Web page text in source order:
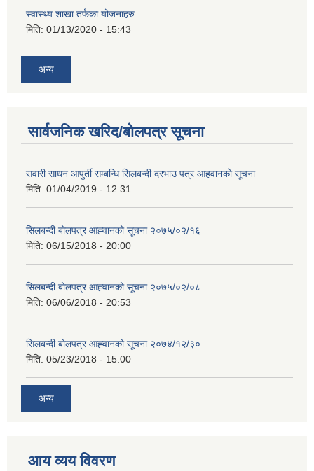
स्वास्थ्य शाखा तर्फका योजनाहरु
मिति: 01/13/2020 - 15:43
अन्य
सार्वजनिक खरिद/बोलपत्र सूचना
सवारी साधन आपुर्ती सम्बन्धि सिलबन्दी दरभाउ पत्र आहवानको सूचना
मिति: 01/04/2019 - 12:31
सिलबन्दी बोलपत्र आह्‍वानको सूचना २०७५/०२/१६
मिति: 06/15/2018 - 20:00
सिलबन्दी बोलपत्र आह्‍वानको सूचना २०७५/०२/०८
मिति: 06/06/2018 - 20:53
सिलबन्दी बोलपत्र आह्‍वानको सूचना २०७४/१२/३०
मिति: 05/23/2018 - 15:00
अन्य
आय व्यय विवरण